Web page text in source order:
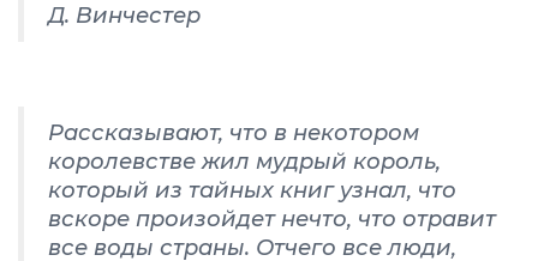
Д. Винчестер
Рассказывают, что в некотором
королевстве жил мудрый король,
который из тайных книг узнал, что
вскоре произойдет нечто, что отравит
все воды страны. Отчего все люди,